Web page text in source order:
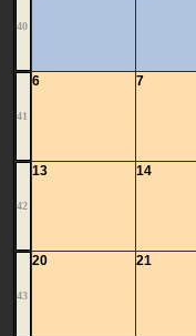
40
41
6 7
42
13 14
43
20 21